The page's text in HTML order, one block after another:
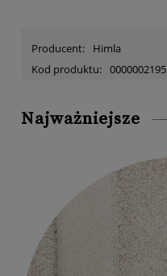
Producent:
Himla
Kod produktu: 0000002195
Najważniejsze